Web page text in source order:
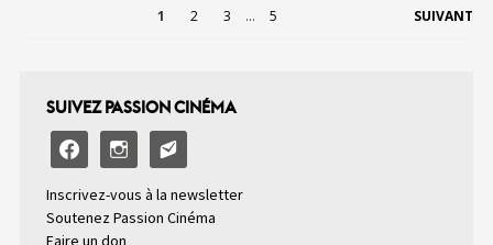
1 2 3 … 5 SUIVANT
SUIVEZ PASSION CINÉMA
facebookinstagramemail-
alt2
Inscrivez-vous à la newsletter
Soutenez Passion Cinéma
Faire un don